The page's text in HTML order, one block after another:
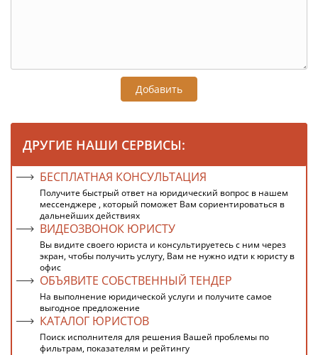
Добавить
ДРУГИЕ НАШИ СЕРВИСЫ:
БЕСПЛАТНАЯ КОНСУЛЬТАЦИЯ
Получите быстрый ответ на юридический вопрос в нашем
мессенджере , который поможет Вам сориентироваться в
дальнейших действиях
ВИДЕОЗВОНОК ЮРИСТУ
Вы видите своего юриста и консультируетесь с ним через
экран, чтобы получить услугу, Вам не нужно идти к юристу в
офис
ОБЪЯВИТЕ СОБСТВЕННЫЙ ТЕНДЕР
На выполнение юридической услуги и получите самое
выгодное предложение
КАТАЛОГ ЮРИСТОВ
Поиск исполнителя для решения Вашей проблемы по
фильтрам, показателям и рейтингу